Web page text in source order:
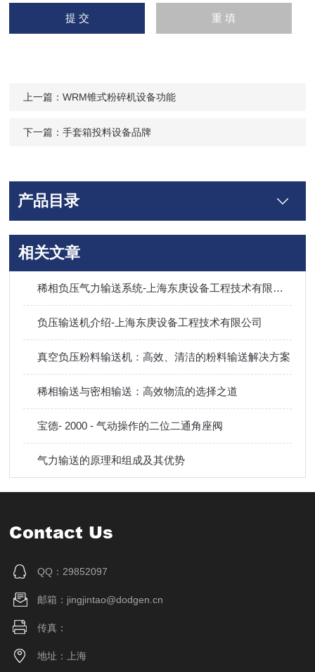
上一篇：WRM锥式粉碎机设备功能
下一篇：手套箱投料设备品牌
产品目录
相关文章
稀相负压气力输送系统-上海东庚设备工程技术有限公司
负压输送机介绍-上海东庚设备工程技术有限公司
真空负压粉料输送机：高效、清洁的粉料输送解决方案
稀相输送与密相输送：高效物流的选择之道
宝德- 2000 - 气动操作的二位二通角座阀
气力输送的原理和组成及其优势
Contact Us
QQ：29852097
邮箱：jingjintao@dodgen.cn
传真：
地址：上海